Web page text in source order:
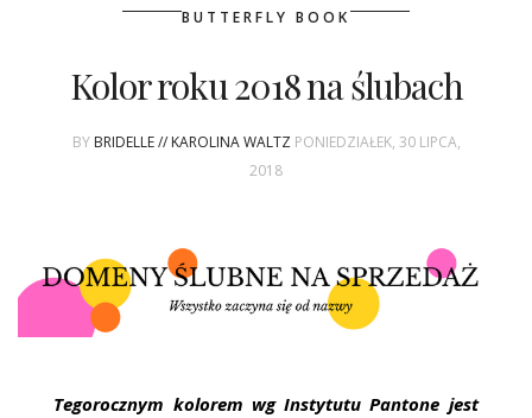
KONKURSY
KSIĄŻKI BRIDELLE
WASZE ŚLUBY
{HOT SEXY BEST}
BUTTERFLY BOOK
Kolor roku 2018 na ślubach
BY BRIDELLE // KAROLINA WALTZ PONIEDZIAŁEK, 30 LIPCA,
2018
Tegorocznym kolorem wg Instytutu Pantone jest